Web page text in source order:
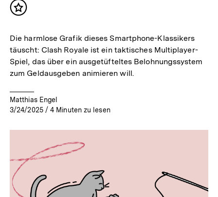
Inhalt
Die harmlose Grafik dieses Smartphone-Klassikers
täuscht: Clash Royale ist ein taktisches Multiplayer-
Spiel, das über ein ausgetüfteltes Belohnungssystem
zum Geldausgeben animieren will.
Matthias Engel
3/24/2025 / 4 Minuten zu lesen